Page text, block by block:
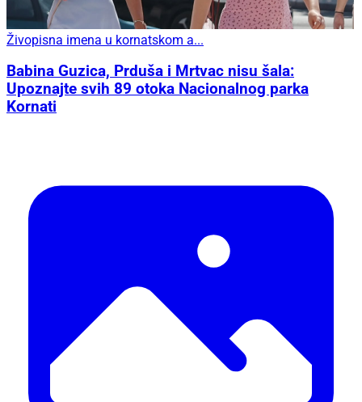
Živopisna imena u kornatskom a...
Babina Guzica, Prduša i Mrtvac nisu šala:
Upoznajte svih 89 otoka Nacionalnog parka
Kornati